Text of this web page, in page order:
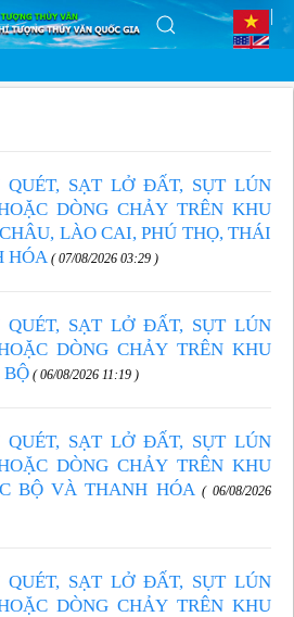
SẠT LỞ ĐẤT, SỤT LÚN
DÒNG CHẢY TRÊN KHU
LÀO CAI, PHÚ THỌ, THÁI
HÓA ( 07/08/2026 03:29 )
SẠT LỞ ĐẤT, SỤT LÚN
DÒNG CHẢY TRÊN KHU
( 06/08/2026 11:19 )
SẠT LỞ ĐẤT, SỤT LÚN
DÒNG CHẢY TRÊN KHU
BỘ VÀ THANH HÓA( 06/08/2026
SẠT LỞ ĐẤT, SỤT LÚN
DÒNG CHẢY TRÊN KHU